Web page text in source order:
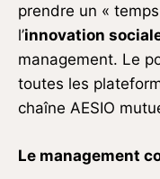
prendre un «
l’innovation
management. Le
toutes les
chaîne AESIO
Le management